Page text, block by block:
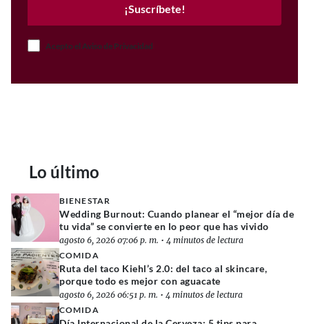
¡Suscríbete!
Acepto el Aviso de Privacidad
Lo último
BIENESTAR
Wedding Burnout: Cuando planear el “mejor día de
tu vida” se convierte en lo peor que has vivido
agosto 6, 2026 07:06 p. m. • 4 minutos de lectura
COMIDA
Ruta del taco Kiehl’s 2.0: del taco al skincare,
porque todo es mejor con aguacate
agosto 6, 2026 06:51 p. m. • 4 minutos de lectura
COMIDA